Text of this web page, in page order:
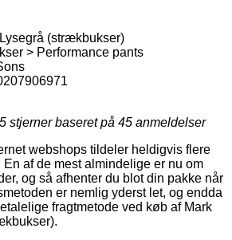
(strækbukser)
> Performance pants
stjerner baseret på 45 anmeldelser
webshops tildeler heldigvis flere
En af de mest almindelige er nu om
og så afhenter du blot din pakke når
er nemlig yderst let, og endda
fragtmetode ved køb af Mark